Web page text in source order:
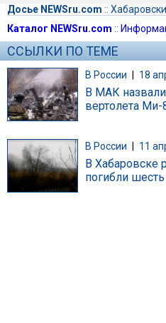
Досье NEWSru.com ::
Каталог NEWSru.com ::
ССЫЛКИ ПО ТЕМЕ
В России | 18
В МАК
вертолета
В России 11
В Хабаровске
погибли